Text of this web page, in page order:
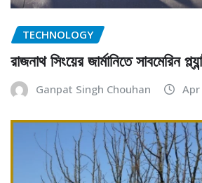
TECHNOLOGY
রাজনাথ সিংয়ের জার্মানিতে সাবমেরিন
Ganpat Singh Chouhan